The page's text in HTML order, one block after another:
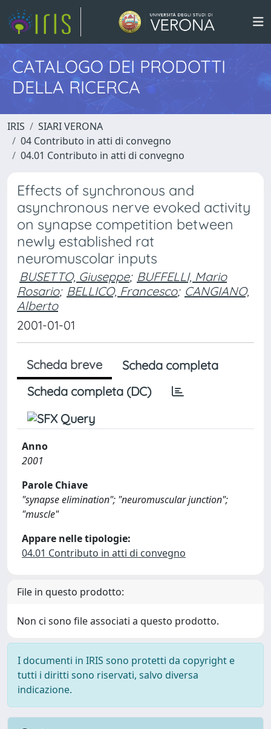
CATALOGO DEI PRODOTTI
DELLA RICERCA
IRIS
SIARI VERONA
04 Contributo in atti di convegno
04.01 Contributo in atti di convegno
Effects of synchronous and
asynchronous nerve evoked activity
on synapse competition between
newly established rat
neuromuscolar inputs
BUSETTO, Giuseppe; BUFFELLI, Mario
Rosario; BELLICO, Francesco; CANGIANO,
Alberto
2001-01-01
Scheda breve
Scheda completa
Scheda completa (DC)
Anno
2001
Parole Chiave
"synapse elimination"; "neuromuscular junction";
"muscle"
Appare nelle tipologie:
04.01 Contributo in atti di convegno
File in questo prodotto:
Non ci sono file associati a questo prodotto.
I documenti in IRIS sono protetti da copyright e
tutti i diritti sono riservati, salvo diversa
indicazione.